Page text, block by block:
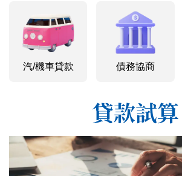
汽/機車貸款 債務協商
貸款試算